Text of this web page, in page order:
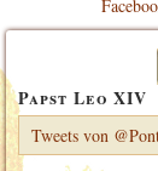
Papst Leo XIV
Tweets von